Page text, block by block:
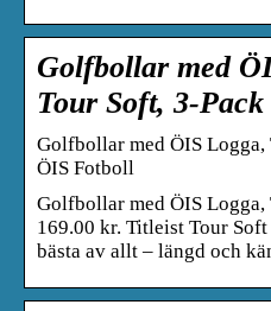
Golfbollar med
Tour Soft, 3-Pack
Golfbollar med ÖIS
ÖIS Fotboll
Golfbollar med ÖIS
169.00 kr. Titleist Tour
bästa av allt – längd och